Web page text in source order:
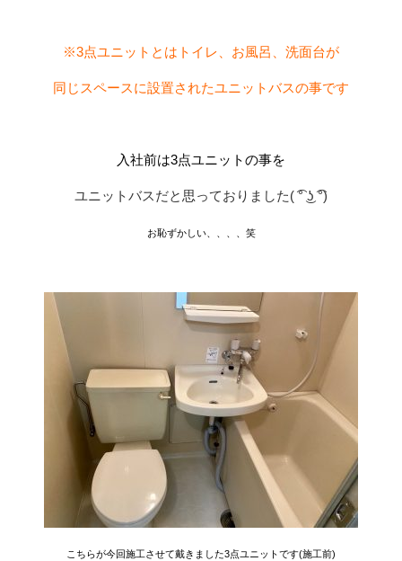
※3点ユニットとはトイレ、お風呂、洗面台が
同じスペースに設置されたユニットバスの事です
入社前は3点ユニットの事を
ユニットバスだと思っておりました( ͡° ͜ʖ ͡°)
お恥ずかしい、、、、笑
こちらが今回施工させて戴きました3点ユニットです(施工前)